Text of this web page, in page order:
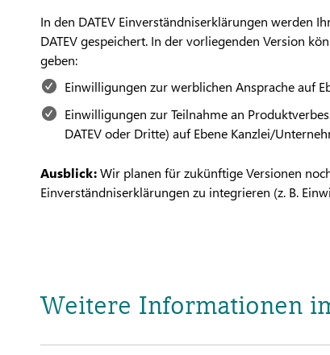
In den DATEV Einverständniserklärungen werden
DATEV gespeichert. In der vorliegenden Version
geben:
Einwilligungen zur werblichen Ansprache auf
Einwilligungen zur Teilnahme an
DATEV oder Dritte) auf Ebene Kanzlei/
Ausblick:Wir planen für zukünftige Versionen
Einverständniserklärungen zu integrieren (z. B.
Weitere Informationen